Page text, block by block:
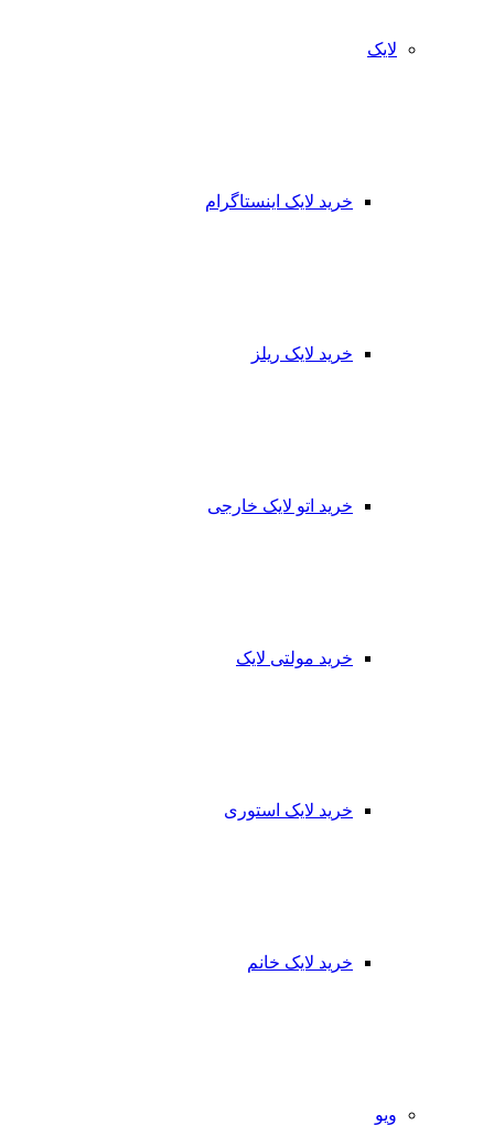
لایک
خرید لایک اینستاگرام
خرید لایک ریلز
خرید اتو لایک خارجی
خرید مولتی لایک
خرید لایک استوری
خرید لایک خانم
ویو